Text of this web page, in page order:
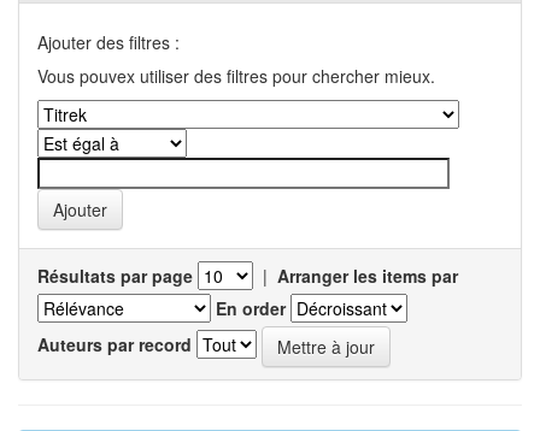
Ajouter des filtres :
Vous pouvex utiliser des filtres pour chercher mieux.
Résultats par page | Arranger les items par
En order
Auteurs par record